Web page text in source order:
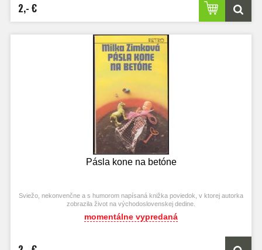
2,- €
Pásla kone na betóne
Sviežo, nekonvenčne a s humorom napísaná knižka poviedok, v ktorej autorka
zobrazila život na východoslovenskej dedine.
momentálne vypredaná